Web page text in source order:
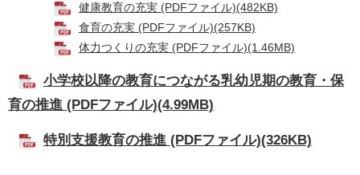
健康教育の充実 (PDFファイル)(482KB)
食育の充実 (PDFファイル)(257KB)
体力つくりの充実 (PDFファイル)(1.46MB)
小学校以降の教育につながる乳幼児期の教育・保
育の推進 (PDFファイル)(4.99MB)
特別支援教育の推進 (PDFファイル)(326KB)